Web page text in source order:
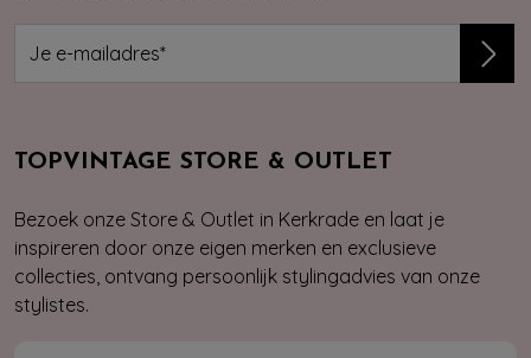
TOPVINTAGE STORE & OUTLET
Bezoek onze Store & Outlet in Kerkrade en laat je
inspireren door onze eigen merken en exclusieve
collecties, ontvang persoonlijk stylingadvies van onze
stylistes.